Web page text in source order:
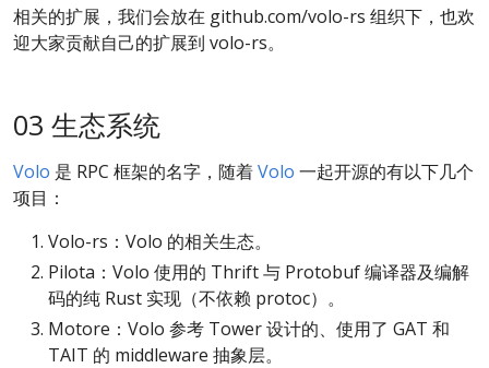
相关的扩展，我们会放在 github.com/volo-rs 组织下，也欢
迎大家贡献自己的扩展到 volo-rs。
03 生态系统
Volo 是 RPC 框架的名字，随着Volo 一起开源的有以下几个
项目：
Volo-rs：Volo 的相关生态。
Pilota：Volo 使用的 Thrift 与 Protobuf 编译器及编解
码的纯 Rust 实现（不依赖 protoc）。
Motore：Volo 参考 Tower 设计的、使用了 GAT 和
TAIT 的 middleware 抽象层。